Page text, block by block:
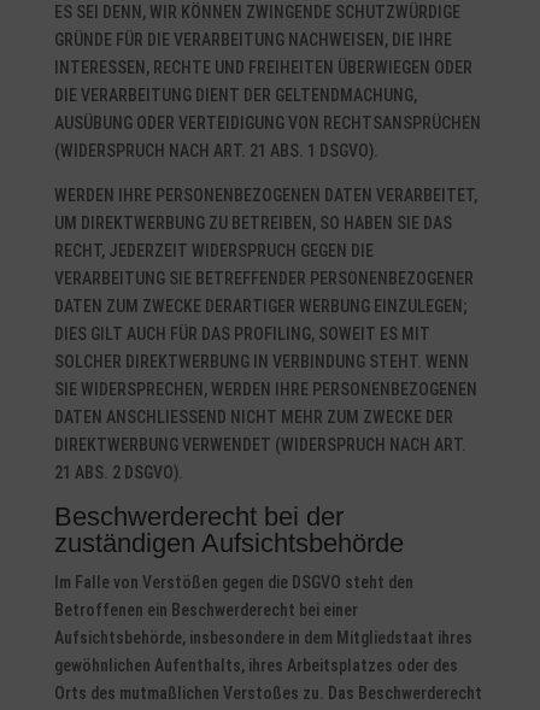
ES SEI DENN, WIR KÖNNEN ZWINGENDE SCHUTZWÜRDIGE
GRÜNDE FÜR DIE VERARBEITUNG NACHWEISEN, DIE IHRE
INTERESSEN, RECHTE UND FREIHEITEN ÜBERWIEGEN ODER
DIE VERARBEITUNG DIENT DER GELTENDMACHUNG,
AUSÜBUNG ODER VERTEIDIGUNG VON RECHTSANSPRÜCHEN
(WIDERSPRUCH NACH ART. 21 ABS. 1 DSGVO).
WERDEN IHRE PERSONENBEZOGENEN DATEN VERARBEITET,
UM DIREKTWERBUNG ZU BETREIBEN, SO HABEN SIE DAS
RECHT, JEDERZEIT WIDERSPRUCH GEGEN DIE
VERARBEITUNG SIE BETREFFENDER PERSONENBEZOGENER
DATEN ZUM ZWECKE DERARTIGER WERBUNG EINZULEGEN;
DIES GILT AUCH FÜR DAS PROFILING, SOWEIT ES MIT
SOLCHER DIREKTWERBUNG IN VERBINDUNG STEHT. WENN
SIE WIDERSPRECHEN, WERDEN IHRE PERSONENBEZOGENEN
DATEN ANSCHLIESSEND NICHT MEHR ZUM ZWECKE DER
DIREKTWERBUNG VERWENDET (WIDERSPRUCH NACH ART.
21 ABS. 2 DSGVO).
Beschwerderecht bei der
zuständigen Aufsichtsbehörde
Im Falle von Verstößen gegen die DSGVO steht den
Betroffenen ein Beschwerderecht bei einer
Aufsichtsbehörde, insbesondere in dem Mitgliedstaat ihres
gewöhnlichen Aufenthalts, ihres Arbeitsplatzes oder des
Orts des mutmaßlichen Verstoßes zu. Das Beschwerderecht